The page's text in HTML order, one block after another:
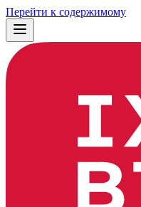
Перейти к содержимому